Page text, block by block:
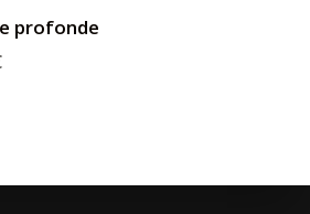
profonde